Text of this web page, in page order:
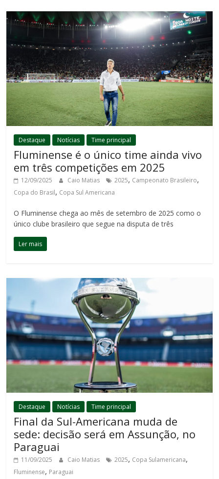
Destaque Notícias Time principal
Fluminense é o único time ainda vivo
em três competições em 2025
12/09/2025 Caio Matias 2025, Campeonato Brasileiro,
Copa do Brasil, Copa Sul Americana
O Fluminense chega ao mês de setembro de 2025 como o
único clube brasileiro que segue na disputa de três
Ler mais
Destaque Notícias Time principal
Final da Sul-Americana muda de
sede: decisão será em Assunção, no
Paraguai
11/09/2025 Caio Matias 2025, Copa Sulamericana,
Fluminense, Paraguai